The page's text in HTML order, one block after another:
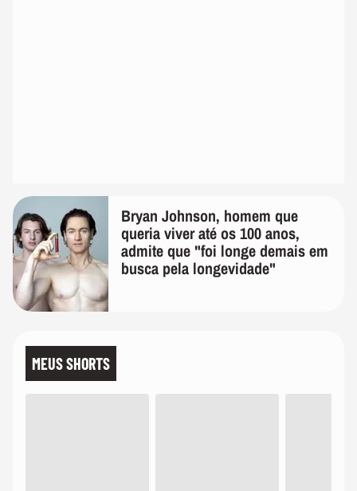
Bryan Johnson, homem que
queria viver até os 100 anos,
admite que "foi longe demais em
busca pela longevidade"
MEUS SHORTS